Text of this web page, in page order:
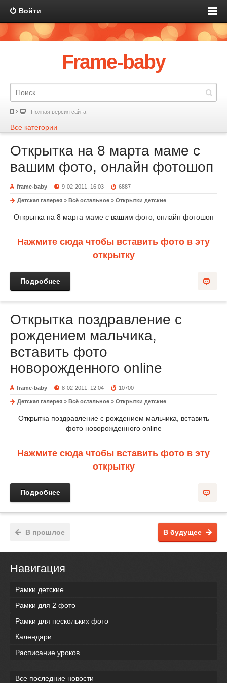
Войти
Frame-baby
Полная версия сайта
Все категории
Открытка на 8 марта маме с
вашим фото, онлайн фотошоп
frame-baby 9-02-2011, 16:03 6887
Детская галерея » Всё остальное » Открытки детские
Открытка на 8 марта маме с вашим фото, онлайн фотошоп
Нажмите сюда чтобы вставить фото в эту
открытку
Подробнее
Открытка поздравление с
рождением мальчика,
вставить фото
новорожденного online
frame-baby 8-02-2011, 12:04 10700
Детская галерея » Всё остальное » Открытки детские
Открытка поздравление с рождением мальчика, вставить
фото новорожденного online
Нажмите сюда чтобы вставить фото в эту
открытку
Подробнее
В будущее
В прошлое
Навигация
Рамки детские
Рамки для 2 фото
Рамки для нескольких фото
Календари
Расписание уроков
Все последние новости